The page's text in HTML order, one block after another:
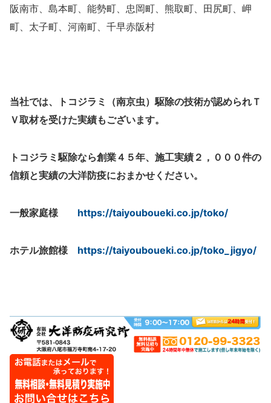
阪南市、島本町、能勢町、忠岡町、熊取町、田尻町、岬
町、太子町、河南町、千早赤阪村
当社では、トコジラミ（南京虫）駆除の技術が認められＴ
Ｖ取材を受けた実績もございます。
トコジラミ駆除なら創業４５年、施工実績２，０００件の
信頼と実績の大洋防疫におまかせください。
一般家庭様 https://taiyouboueki.co.jp/toko/
ホテル旅館様 https://taiyouboueki.co.jp/toko_jigyo/